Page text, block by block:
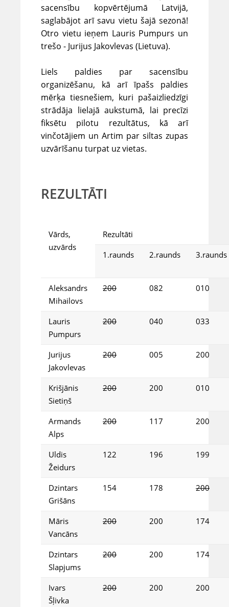
sacensību kopvērtējumā Latvijā,
saglabājot arī savu vietu šajā sezonā!
Otro vietu ieņem Lauris Pumpurs un
trešo - Jurijus Jakovlevas (Lietuva).
Liels paldies par sacensību
organizēšanu, kā arī īpašs paldies
mērķa tiesnešiem, kuri pašaizliedzīgi
strādāja lielajā aukstumā, lai precīzi
fiksētu pilotu rezultātus, kā arī
vinčotājiem un Artim par siltas zupas
uzvārīšanu turpat uz vietas.
REZULTĀTI
Vārds,
uzvārds
Rezultāti
1.raunds
2.raunds 3.raunds
Aleksandrs
Mihailovs
200 082 010
Lauris
Pumpurs
200 040 033
Jurijus
Jakovlevas
200 005 200
Krišjānis
Sietiņš
200 200 010
Armands
Alps
200 117 200
Uldis
Žeidurs
122 196 199
Dzintars
Grišāns
154 178 200
Māris
Vancāns
200 200 174
Dzintars
Slapjums
200 200 174
Ivars
Šļivka
200 200 200